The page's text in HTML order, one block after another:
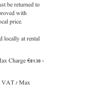
be returned to
with
price.
locally at rental
Charge €81.30 +
VAT / Max